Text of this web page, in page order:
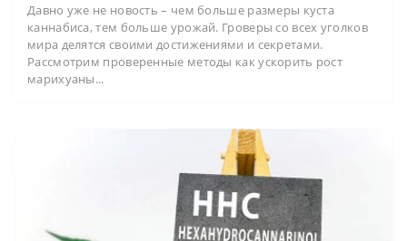
Давно уже не новость – чем больше размеры куста
каннабиса, тем больше урожай. Гроверы со всех уголков
мира делятся своими достижениями и секретами.
Рассмотрим проверенные методы как ускорить рост
марихуаны...